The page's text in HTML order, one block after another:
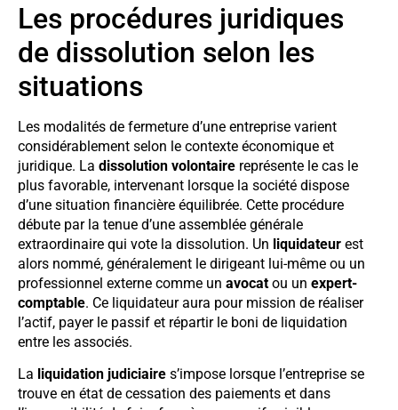
Les procédures juridiques
de dissolution selon les
situations
Les modalités de fermeture d’une entreprise varient
considérablement selon le contexte économique et
juridique. La dissolution volontaire représente le cas le
plus favorable, intervenant lorsque la société dispose
d’une situation financière équilibrée. Cette procédure
débute par la tenue d’une assemblée générale
extraordinaire qui vote la dissolution. Un liquidateur est
alors nommé, généralement le dirigeant lui-même ou un
professionnel externe comme un avocat ou un expert-
comptable. Ce liquidateur aura pour mission de réaliser
l’actif, payer le passif et répartir le boni de liquidation
entre les associés.
La liquidation judiciaire s’impose lorsque l’entreprise se
trouve en état de cessation des paiements et dans